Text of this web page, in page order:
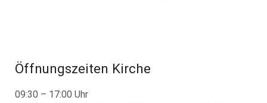
Öffnungszeiten Kirche
09:30 – 17:00 Uhr